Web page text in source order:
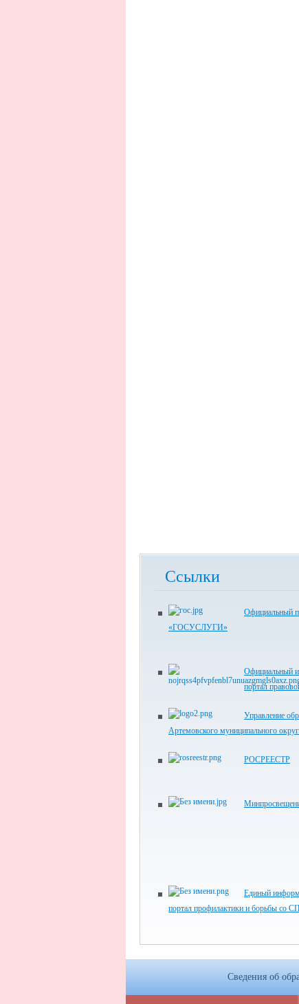
Ссылки
Официальный
«ГОСУСЛУГИ»
Официальный
портал
Управление
Артемовского муниципального
РОСРЕЕСТР
Единый
портал профилактики и борьбы со
Сведения об